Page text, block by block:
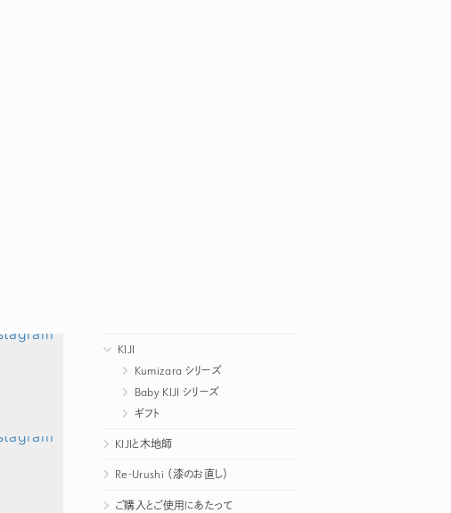
KIJI
Kumizara シリーズ
Baby KIJI シリーズ
ギフト
KIJIと木地師
Re-Urushi （漆のお直し）
ご購入とご使用にあたって